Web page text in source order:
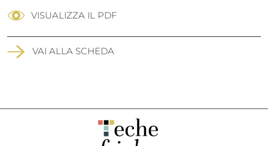
VISUALIZZA IL PDF
VAI ALLA SCHEDA